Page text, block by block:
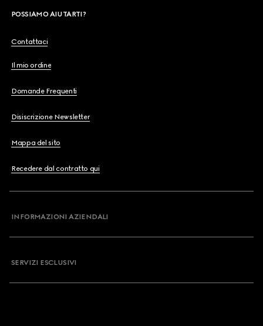
POSSIAMO AIUTARTI?
Contattaci
Il mio ordine
Domande Frequenti
Disiscrizione Newsletter
Mappa del sito
Recedere dal contratto qui
INFORMAZIONI AZIENDALI
SERVIZI ESCLUSIVI